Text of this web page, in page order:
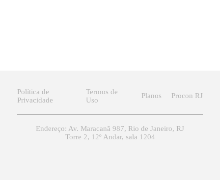
Política de
Privacidade
Termos de
Uso
Planos Procon RJ
Endereço: Av. Maracanã 987, Rio de Janeiro, RJ
Torre 2, 12º Andar, sala 1204